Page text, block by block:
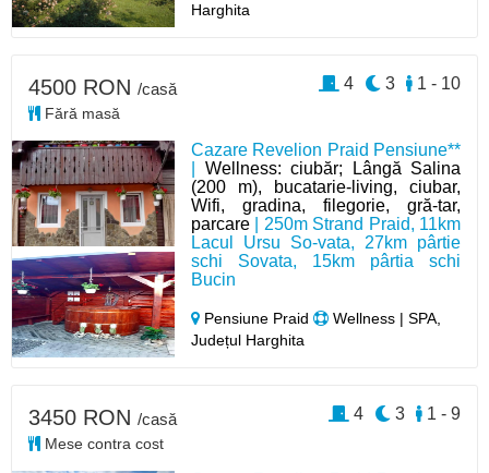
Harghita
Cazare Revelion Praid Pensiune**
Wellness: ciubăr; Lângă Salina
(200 m), bucatarie-living, ciubar,
Wifi, gradina, filegorie, gră-tar,
parcare | 250m Strand Praid, 11km
Lacul Ursu So-vata, 27km pârtie
schi Sovata, 15km pârtia schi
Bucin
Pensiune Praid
Wellness | SPA,
Județul Harghita
4500 RON /casă
Fără masă
1 - 10
3
4
3450 RON /casă
Mese contra cost
1 - 9
3
4